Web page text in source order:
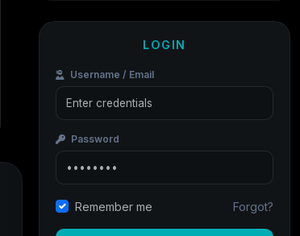
LOGIN
Username / Email
Password
Remember me Forgot?